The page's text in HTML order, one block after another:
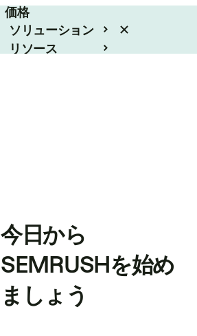
価格
ソリューション
リソース
今日から
SEMRUSHを始め
ましょう